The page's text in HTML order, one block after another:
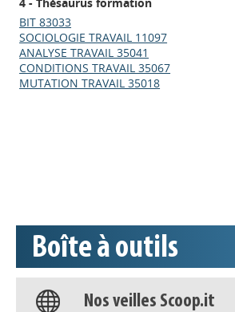
BIT 83033
SOCIOLOGIE TRAVAIL 11097
ANALYSE TRAVAIL 35041
CONDITIONS TRAVAIL 35067
MUTATION TRAVAIL 35018
Boîte à outils
Appels à projets
Base documentaire
Nos veilles Scoop.it